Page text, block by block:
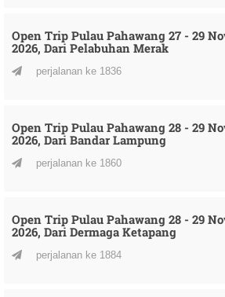
Open Trip Pulau Pahawang 27 - 29
2026, Dari Pelabuhan Merak
perjalanan ke 1836
Open Trip Pulau Pahawang 28 - 29
2026, Dari Bandar Lampung
perjalanan ke 1860
Open Trip Pulau Pahawang 28 - 29
2026, Dari Dermaga Ketapang
perjalanan ke 1884